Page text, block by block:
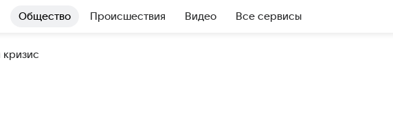
Общество Происшествия Видео Все сервисы
кризис